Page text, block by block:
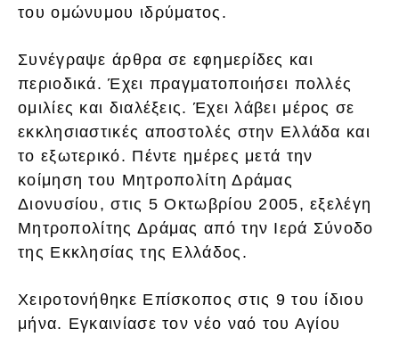
του ομώνυμου ιδρύματος.
Συνέγραψε άρθρα σε εφημερίδες και
περιοδικά. Έχει πραγματοποιήσει πολλές
ομιλίες και διαλέξεις. Έχει λάβει μέρος σε
εκκλησιαστικές αποστολές στην Ελλάδα και
το εξωτερικό. Πέντε ημέρες μετά την
κοίμηση του Μητροπολίτη Δράμας
Διονυσίου, στις 5 Οκτωβρίου 2005, εξελέγη
Μητροπολίτης Δράμας από την Ιερά Σύνοδο
της Εκκλησίας της Ελλάδος.
Χειροτονήθηκε Επίσκοπος στις 9 του ίδιου
μήνα. Εγκαινίασε τον νέο ναό του Αγίου